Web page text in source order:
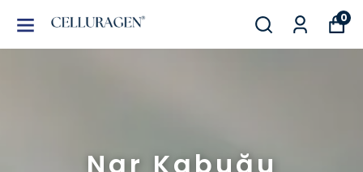
0
Nar Kabuğu